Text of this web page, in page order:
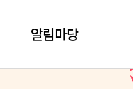
알림마당